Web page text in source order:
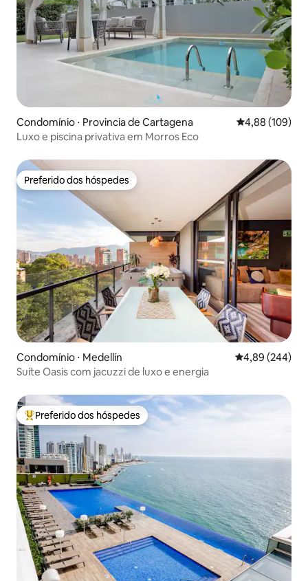
Condomínio ⋅ Provincia de Cartagena 4,88 de uma
4,88 (109)
Luxo e piscina privativa em Morros Eco
Preferido dos hóspedes
Preferido dos hóspedes
Condomínio ⋅ Medellín 4,89 de uma
4,89 (244)
Suíte Oasis com jacuzzi de luxo e energia
Entre os melhores preferidos dos hóspedes
Preferido dos hóspedes